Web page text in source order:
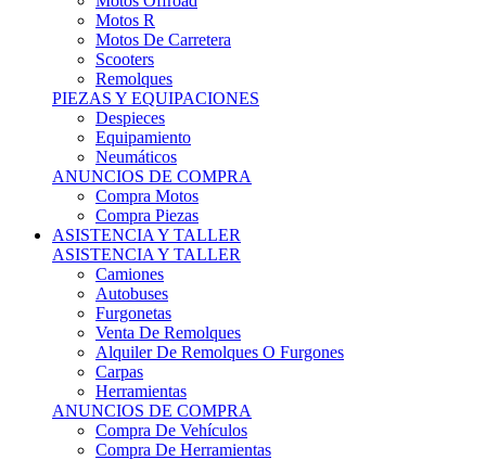
Motos R
Motos De Carretera
Scooters
Remolques
PIEZAS Y EQUIPACIONES
Despieces
Equipamiento
Neumáticos
ANUNCIOS DE COMPRA
Compra Motos
Compra Piezas
ASISTENCIA Y TALLER
ASISTENCIA Y TALLER
Camiones
Autobuses
Furgonetas
Venta De Remolques
Alquiler De Remolques O Furgones
Carpas
Herramientas
ANUNCIOS DE COMPRA
Compra De Vehículos
Compra De Herramientas